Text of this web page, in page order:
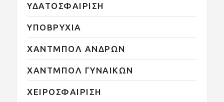
ΥΔΑΤΟΣΦΑΙΡΙΣΗ
ΥΠΟΒΡΥΧΙΑ
ΧΑΝΤΜΠΟΛ ΑΝΔΡΩΝ
ΧΑΝΤΜΠΟΛ ΓΥΝΑΙΚΩΝ
ΧΕΙΡΟΣΦΑΙΡΙΣΗ